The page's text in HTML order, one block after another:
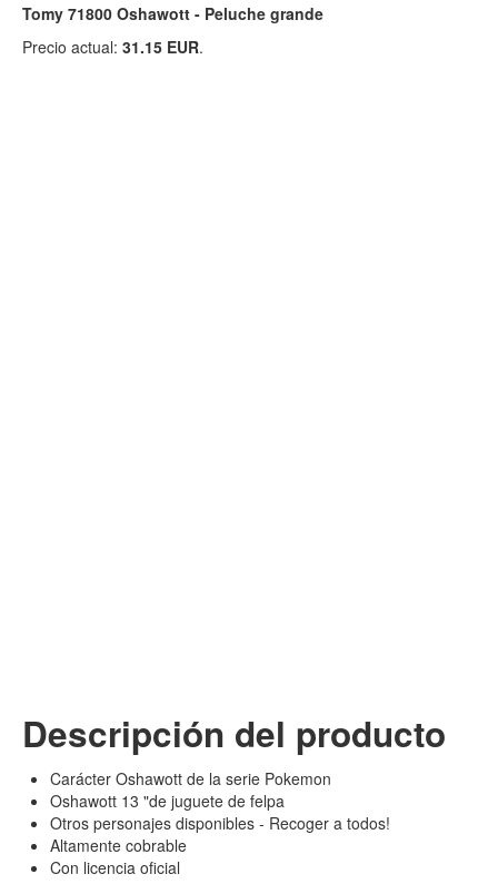
Tomy 71800 Oshawott - Peluche grande
Precio actual: 31.15 EUR.
Descripción del producto
Carácter Oshawott de la serie Pokemon
Oshawott 13 "de juguete de felpa
Otros personajes disponibles - Recoger a todos!
Altamente cobrable
Con licencia oficial